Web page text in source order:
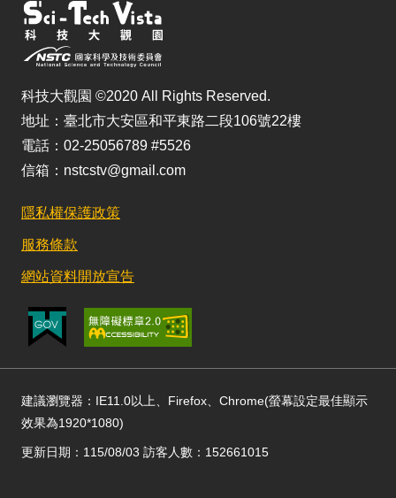
科技大觀園 ©2020 All Rights Reserved.
地址：臺北市大安區和平東路二段106號22樓
電話：02-25056789 #5526
信箱：nstcstv@gmail.com
隱私權保護政策
服務條款
網站資料開放宣告
建議瀏覽器：IE11.0以上、Firefox、Chrome(螢幕設定最佳顯示
效果為1920*1080)
更新日期：115/08/03 訪客人數：152661015